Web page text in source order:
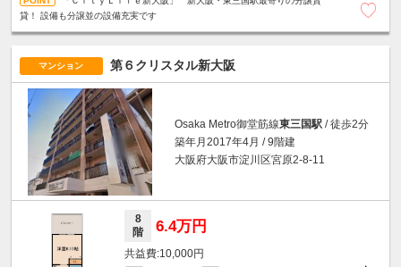
貸！ 設備も分譲並の設備充実です
マンション 第６クリスタル新大阪
Osaka Metro御堂筋線東三国駅 / 徒歩2分
築年月2017年4月 / 9階建
大阪府大阪市淀川区宮原2-8-11
8
階
6.4万円
10,000円